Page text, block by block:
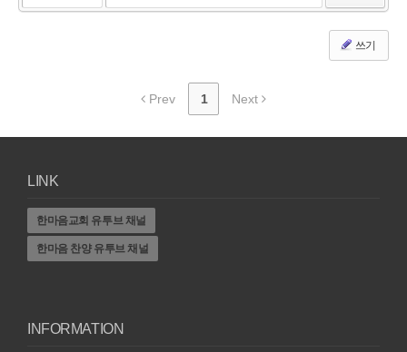
쓰기
Prev 1 Next
LINK
한마음교회 유투브 채널
한마음 찬양 유투브 채널
INFORMATION